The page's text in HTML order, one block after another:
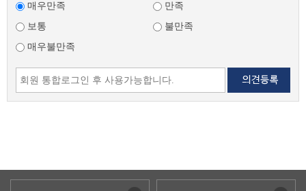
매우만족
만족
보통
불만족
매우불만족